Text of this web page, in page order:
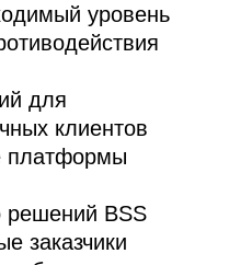
уровень
для
клиентов
платформы
решений BSS
заказчики